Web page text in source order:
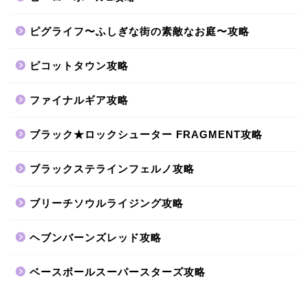
ピグライフ〜ふしぎな街の素敵なお庭〜攻略
ピコットタウン攻略
ファイナルギア攻略
ブラック★ロックシューター FRAGMENT攻略
ブラックステラインフェルノ攻略
ブリーチソウルライジング攻略
ヘブンバーンズレッド攻略
ベースボールスーパースターズ攻略